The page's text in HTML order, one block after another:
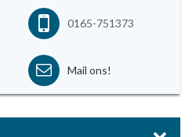
0165-751373
Mail ons!